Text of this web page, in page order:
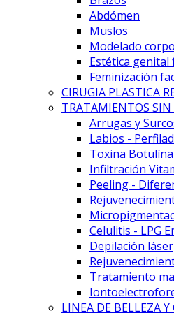
Abdómen
Muslos
Modelado
Estética genital
Feminización
CIRUGIA PLASTICA
TRATAMIENTOS SIN
Arrugas y
Labios -
Toxina Botulína
Infiltración
Peeling -
Celulitis - LPG
Depilación láser
Tratamiento
LINEA DE BELLEZA